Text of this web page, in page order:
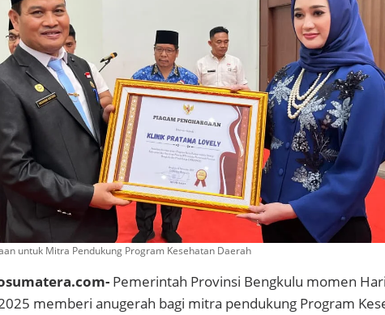
untuk Mitra Pendukung Program Kesehatan Daerah
Pemerintah Provinsi Bengkulu momen
memberi anugerah bagi mitra pendukung Program